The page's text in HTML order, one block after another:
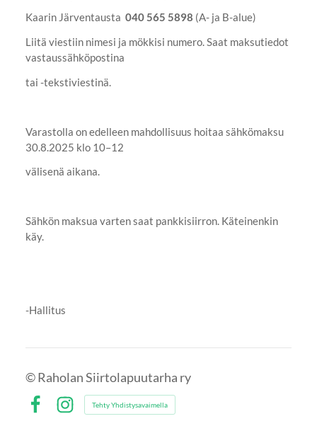
Kaarin Järventausta 040 565 5898 (A- ja B-alue)
Liitä viestiin nimesi ja mökkisi numero. Saat maksutiedot
vastaussähköpostina
tai -tekstiviestinä.
Varastolla on edelleen mahdollisuus hoitaa sähkömaksu
30.8.2025 klo 10–12
välisenä aikana.
Sähkön maksua varten saat pankkisiirron. Käteinenkin
käy.
-Hallitus
©Raholan Siirtolapuutarha ry
Instagram
Tehty Yhdistysavaimella